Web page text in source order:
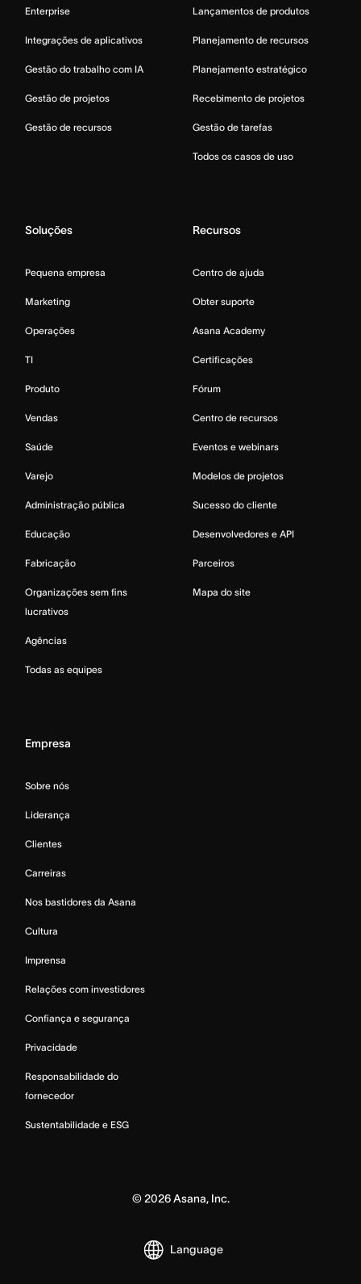
Enterprise
Integrações de aplicativos
Gestão do trabalho com IA
Gestão de projetos
Gestão de recursos
Lançamentos de produtos
Planejamento de recursos
Planejamento estratégico
Recebimento de projetos
Gestão de tarefas
Todos os casos de uso
Soluções
Pequena empresa
Marketing
Operações
TI
Produto
Vendas
Saúde
Varejo
Administração pública
Educação
Fabricação
Organizações sem fins
lucrativos
Agências
Todas as equipes
Recursos
Centro de ajuda
Obter suporte
Asana Academy
Certificações
Fórum
Centro de recursos
Eventos e webinars
Modelos de projetos
Sucesso do cliente
Desenvolvedores e API
Parceiros
Mapa do site
Empresa
Sobre nós
Liderança
Clientes
Carreiras
Nos bastidores da Asana
Cultura
Imprensa
Relações com investidores
Confiança e segurança
Privacidade
Responsabilidade do
fornecedor
Sustentabilidade e ESG
© 2026Asana, Inc.
Language